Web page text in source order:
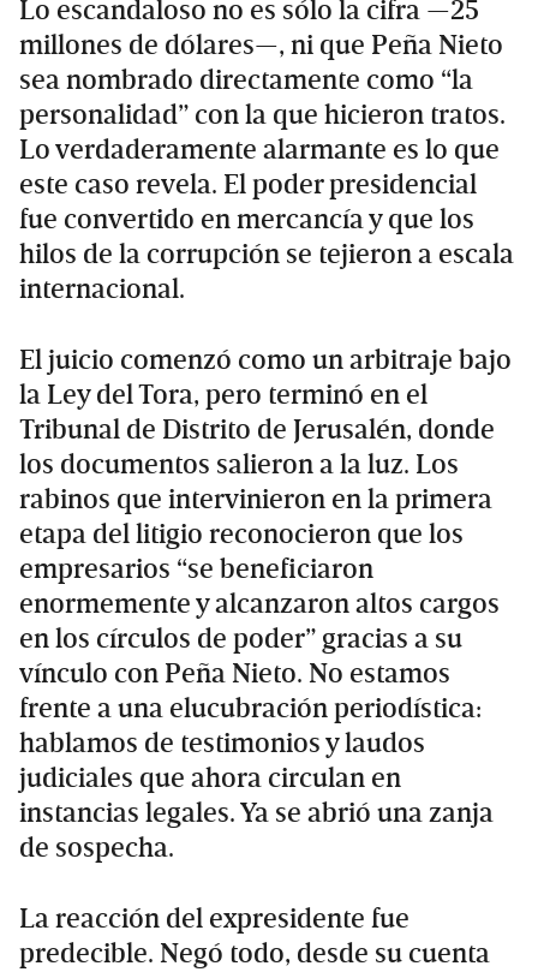
Lo escandaloso no es sólo la cifra —25
millones de dólares—, ni que Peña Nieto
sea nombrado directamente como “la
personalidad” con la que hicieron tratos.
Lo verdaderamente alarmante es lo que
este caso revela. El poder presidencial
fue convertido en mercancía y que los
hilos de la corrupción se tejieron a escala
internacional.
El juicio comenzó como un arbitraje bajo
la Ley del Tora, pero terminó en el
Tribunal de Distrito de Jerusalén, donde
los documentos salieron a la luz. Los
rabinos que intervinieron en la primera
etapa del litigio reconocieron que los
empresarios “se beneficiaron
enormemente y alcanzaron altos cargos
en los círculos de poder” gracias a su
vínculo con Peña Nieto. No estamos
frente a una elucubración periodística:
hablamos de testimonios y laudos
judiciales que ahora circulan en
instancias legales. Ya se abrió una zanja
de sospecha.
La reacción del expresidente fue
predecible. Negó todo, desde su cuenta